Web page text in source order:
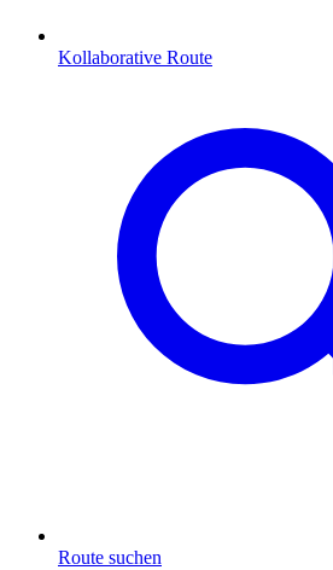
Kollaborative Route
Route suchen